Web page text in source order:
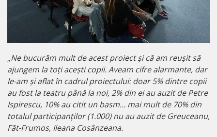
„Ne bucurăm mult de acest proiect și că am reușit să
ajungem la toți acești copii. Aveam cifre alarmante, dar
le-am și aflat în cadrul proiectului: doar 5% dintre copii
au fost la teatru până la noi, 2% din ei au auzit de Petre
Ispirescu, 10% au citit un basm… mai mult de 70% din
totalul participanților (1.000) nu au auzit de Greuceanu,
Făt-Frumos, Ileana Cosânzeana.